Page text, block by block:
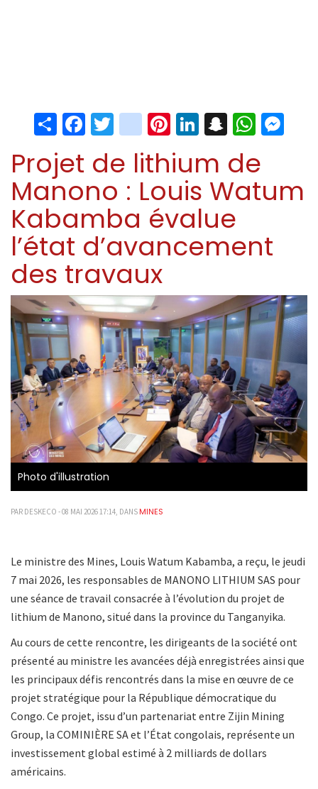
ShareFacebook
Twitter
instagram
Pinterest
LinkedIn
Snapchat
Projet de lithium de
Manono : Louis Watum
Kabamba évalue
l’état d’avancement
des travaux
Photo d'illustration
PAR DESKECO - 08 MAI 2026 17:14, DANS MINES
Le ministre des Mines, Louis Watum Kabamba, a reçu, le jeudi
7 mai 2026, les responsables de MANONO LITHIUM SAS pour
une séance de travail consacrée à l’évolution du projet de
lithium de Manono, situé dans la province du Tanganyika.
Au cours de cette rencontre, les dirigeants de la société ont
présenté au ministre les avancées déjà enregistrées ainsi que
les principaux défis rencontrés dans la mise en œuvre de ce
projet stratégique pour la République démocratique du
Congo. Ce projet, issu d’un partenariat entre Zijin Mining
Group, la COMINIÈRE SA et l’État congolais, représente un
investissement global estimé à 2 milliards de dollars
américains.